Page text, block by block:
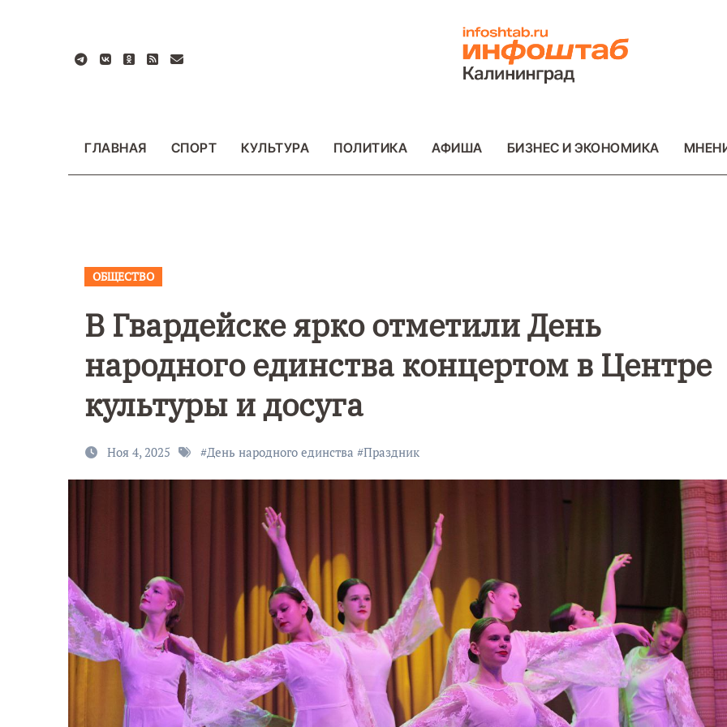
содержанию
ГЛАВНАЯ СПОРТ КУЛЬТУРА ПОЛИТИКА АФИША БИЗНЕС И ЭКОНОМИКА
ОБЩЕСТВО
В Гвардейске ярко отметили День
народного единства концертом в Центре
культуры и досуга
Ноя 4, 2025 #День народного единства #Праздник
9 Мая — День
Победы!
Уникальное
северное
сияние
запечатлели
над Балтикой
после